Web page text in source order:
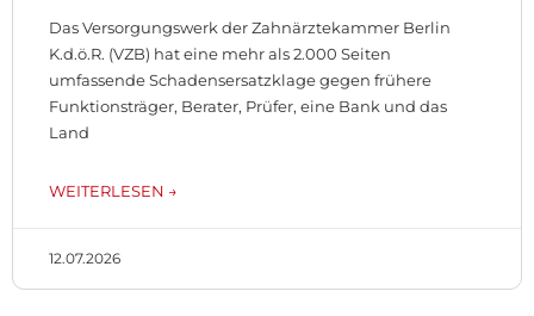
Das Versorgungswerk der Zahnärztekammer Berlin
K.d.ö.R. (VZB) hat eine mehr als 2.000 Seiten
umfassende Schadensersatzklage gegen frühere
Funktionsträger, Berater, Prüfer, eine Bank und das
Land
WEITERLESEN →
12.07.2026